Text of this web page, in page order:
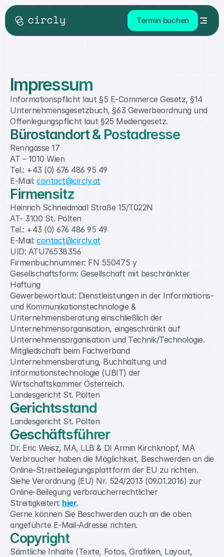
Termin buchen
Impressum
Informationspflicht laut §5 E-Commerce Gesetz, §14
Unternehmensgesetzbuch, §63 Gewerbeordnung und
Offenlegungspflicht laut §25 Mediengesetz.
Bürostandort & Postadresse
Renngasse 17
AT – 1010 Wien
Tel.: +43 (0) 676 486 95 49
E-Mail: contact@circly.at
Firmensitz
Heinrich Schneidmadl Straße 15/T022N
AT- 3100 St. Pölten
Tel.: +43 (0) 676 486 95 49
E-Mail: contact@circly.at
UID: ATU76538356
Firmenbuchnummer: FN 550475 y
Gesellschaftsform: Gesellschaft mit beschränkter
Haftung
Gewerbewortlaut: Dienstleistungen in der Informations-
und Kommunikationstechnologie &
Unternehmensberatung einschließlich der
Unternehmensorganisation, eingeschränkt auf
Unternehmensorganisation und Technik/Technologie.
Mitgliedschaft beim Fachverband
Unternehmensberatung, Buchhaltung und
Informationstechnologie (UBIT) der
Wirtschaftskammer Österreich.
Landesgericht St. Pölten
Gerichtsstand
Landesgericht St. Pölten
Geschäftsführer
Dr. Eric Weisz, MA, LLB & DI Armin Kirchknopf, MA
Verbraucher haben die Möglichkeit, Beschwerden an die
Online-Streitbeilegungsplattform der EU zu richten.
Siehe Verordnung (EU) Nr. 524/2013 (09.01.2016) zur
Online-Beilegung verbraucherrechtlicher
Streitigkeiten: hier.
Gerne können Sie Beschwerden auch an die oben
angeführte E-Mail-Adresse richten.
Copyright
Sämtliche Inhalte (Texte, Fotos, Grafiken, Layout,